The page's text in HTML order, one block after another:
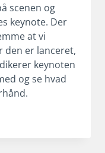
scenen og
keynote. Der
at vi
er lanceret,
keynoten
og se hvad